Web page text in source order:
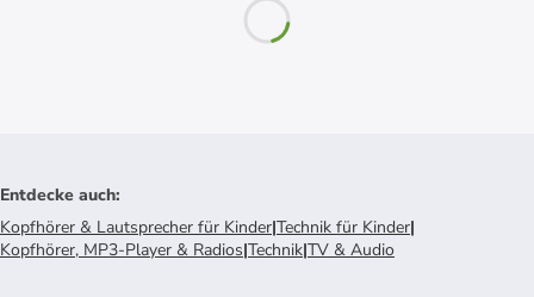
Entdecke auch:
Kopfhörer & Lautsprecher für Kinder|Technik für Kinder|
Kopfhörer, MP3-Player & Radios|Technik|TV & Audio